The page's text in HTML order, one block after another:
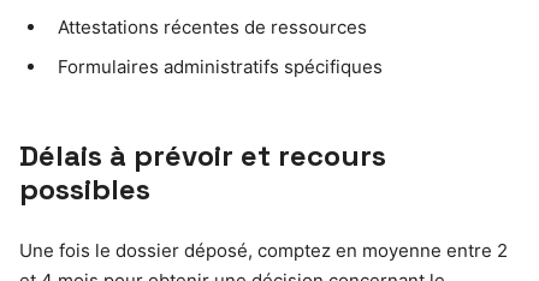
Attestations récentes de ressources
Formulaires administratifs spécifiques
Délais à prévoir et recours
possibles
Une fois le dossier déposé, comptez en moyenne entre 2